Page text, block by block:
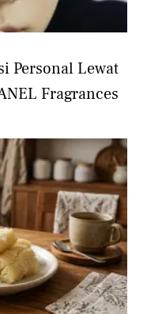
Personal Lewat
Fragrances